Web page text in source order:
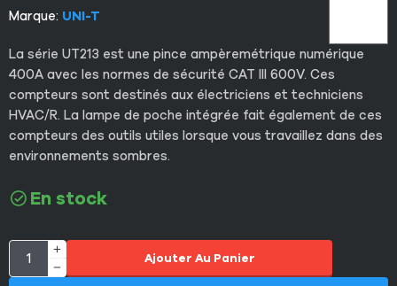
Marque: UNI-T
La série UT213 est une pince ampèremétrique numérique
400A avec les normes de sécurité CAT III 600V. Ces
compteurs sont destinés aux électriciens et techniciens
HVAC/R. La lampe de poche intégrée fait également de ces
compteurs des outils utiles lorsque vous travaillez dans des
environnements sombres.
En stock
Ajouter Au Panier